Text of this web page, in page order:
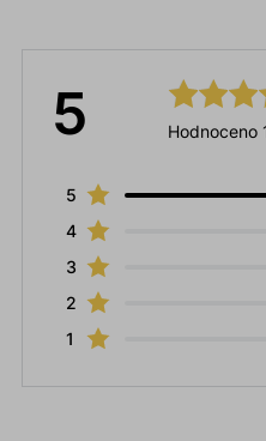
5 Hodnoceno
5
4
3
2
1